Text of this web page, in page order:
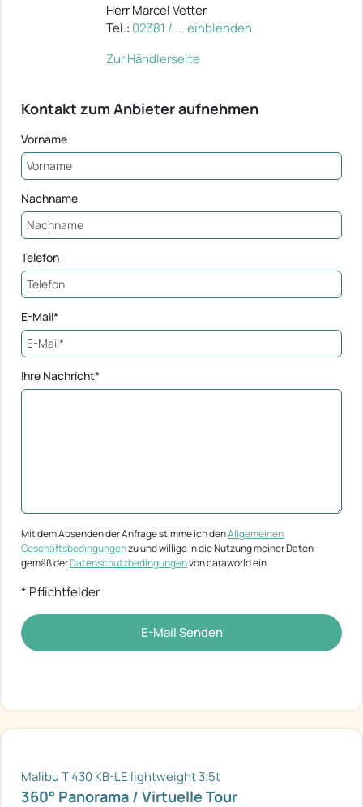
Herr Marcel Vetter
Tel.: 02381 / ... einblenden
Zur Händlerseite
Kontakt zum Anbieter aufnehmen
Vorname
Nachname
Telefon
E-Mail*
Ihre Nachricht*
Mit dem Absenden der Anfrage stimme ich denAllgemeinen
Geschäftsbedingungenzu und willige in die Nutzung meiner Daten
gemäß derDatenschutzbedingungenvon caraworld ein
* Pflichtfelder
E-Mail Senden
Malibu T 430 KB-LE lightweight 3.5t
360° Panorama / Virtuelle Tour